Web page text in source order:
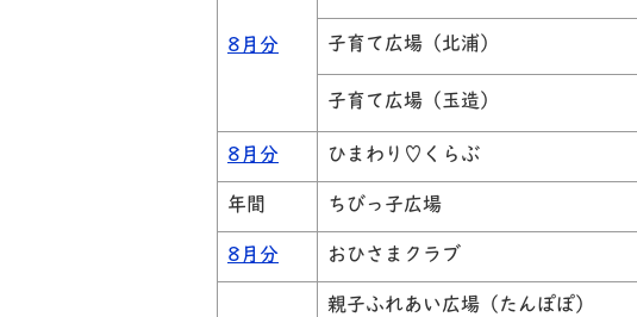
8月分 子育て広場（北浦）
子育て広場（玉造）
8月分 ひまわり♡くらぶ
年間 ちびっ子広場
8月分 おひさまクラブ
親子ふれあい広場（たんぽぽ）